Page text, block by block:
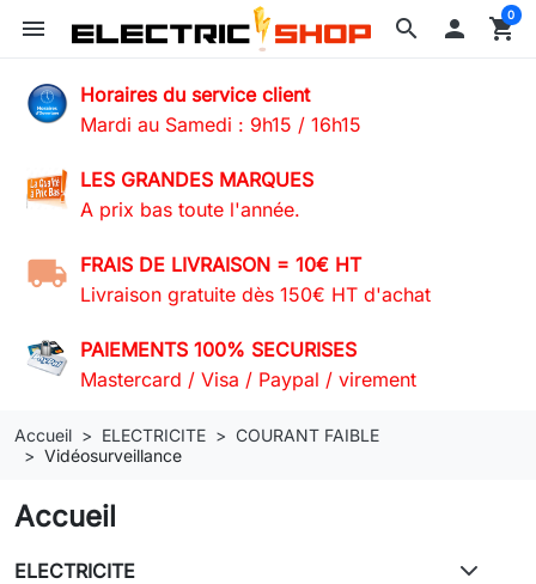
search
menu  shopping_cart
0
Horaires du service client
Mardi au Samedi : 9h15 / 16h15
LES GRANDES MARQUES
A prix bas toute l'année.
FRAIS DE LIVRAISON = 10€ HT
Livraison gratuite dès 150€ HT d'achat
PAIEMENTS 100% SECURISES
Mastercard / Visa / Paypal / virement
Accueil ELECTRICITE
COURANT FAIBLE
Vidéosurveillance
Accueil
ELECTRICITE